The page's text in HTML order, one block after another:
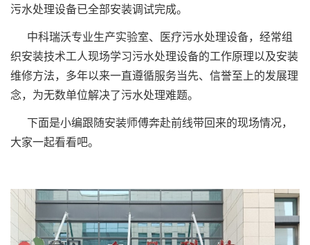
污水处理设备已全部安装调试完成。
中科瑞沃专业生产实验室、医疗污水处理设备，经常组
织安装技术工人现场学习污水处理设备的工作原理以及安装
维修方法，多年以来一直遵循服务当先、信誉至上的发展理
念，为无数单位解决了污水处理难题。
下面是小编跟随安装师傅奔赴前线带回来的现场情况，
大家一起看看吧。